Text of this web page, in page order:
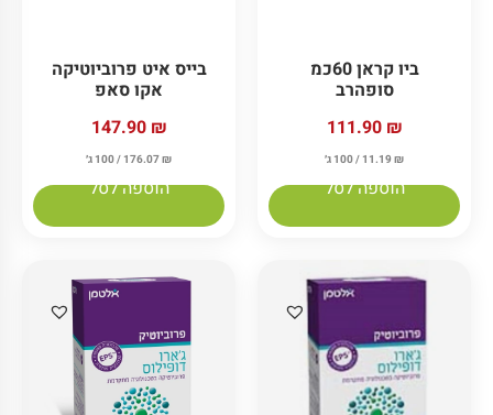
ביו קראן 60כמ
סופהרב
111.90 ₪
11.19 ₪ / 100 ג׳
הוספה לסל
בייס איט פרוביוטיקה
אקו סאפ
147.90 ₪
176.07₪ / 100 ג׳
הוספה לסל